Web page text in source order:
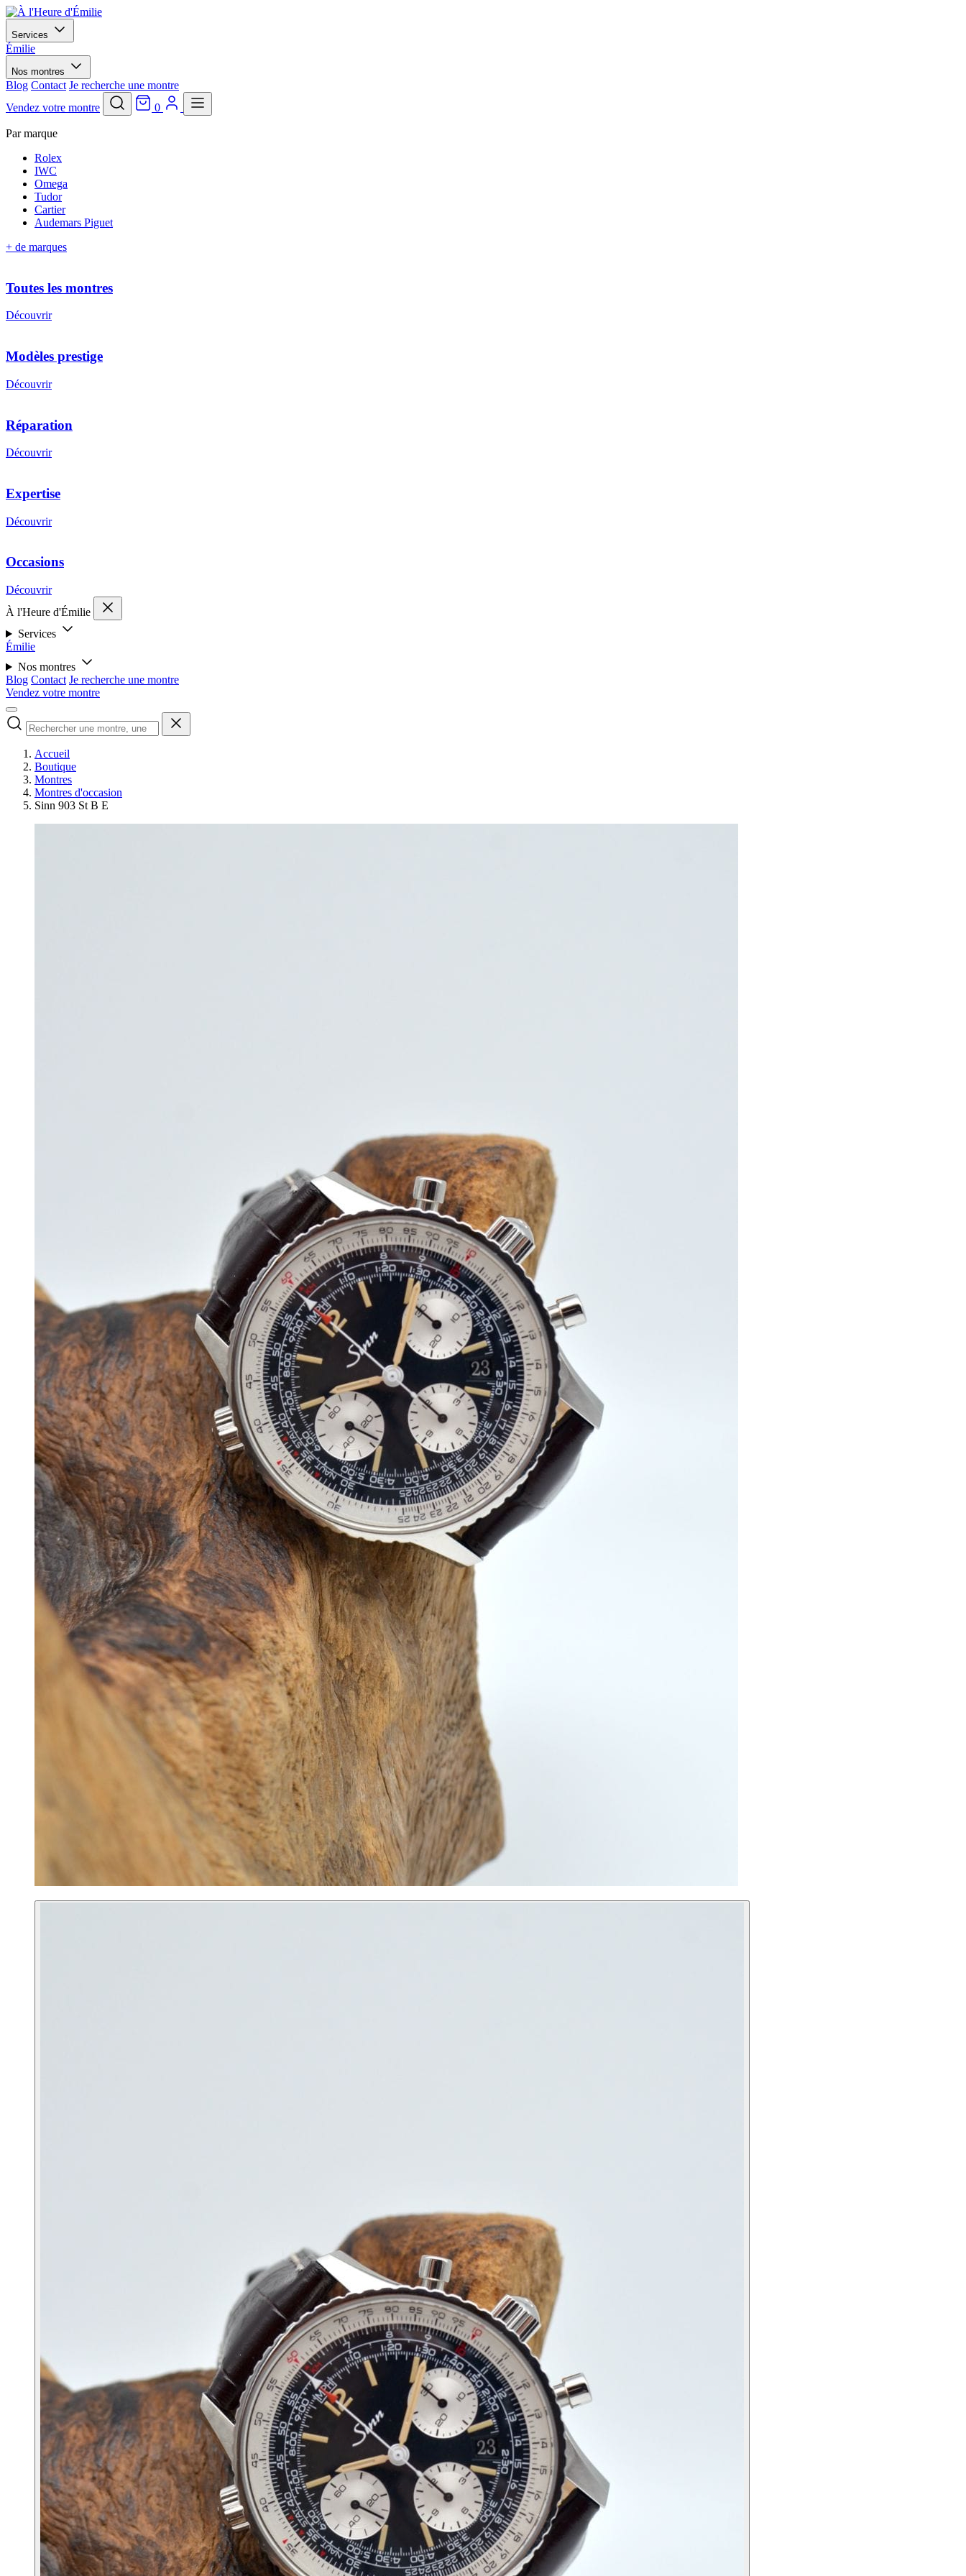
Services
Émilie
Nos montres
Blog Contact Je recherche une montre
Vendez votre montre
0
Par marque
Rolex
IWC
Omega
Tudor
Cartier
Audemars Piguet
+ de marques
Toutes les montres
Découvrir
Modèles prestige
Découvrir
Réparation
Découvrir
Expertise
Découvrir
Occasions
Découvrir
À l'Heure d'Émilie
Services
Émilie
Nos montres
Blog Contact Je recherche une montre
Vendez votre montre
Accueil
Boutique
Montres
Montres d'occasion
Sinn 903 St B E